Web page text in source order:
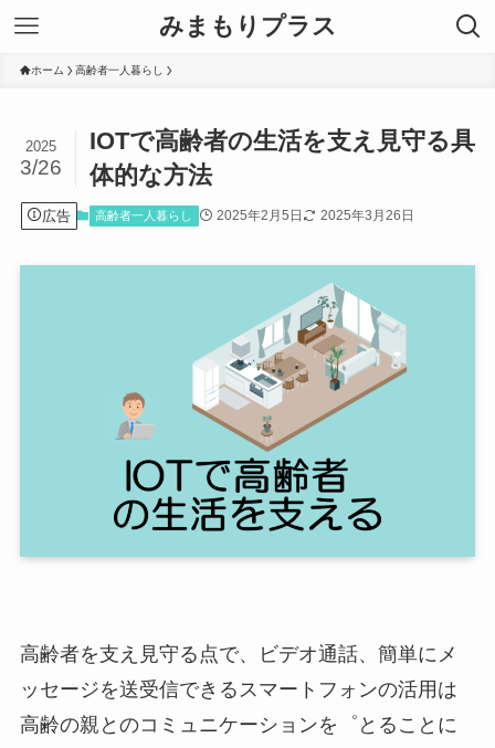
みまもりプラス
ホーム 高齢者一人暮らし
IOTで高齢者の生活を支え見守る具
体的な方法
2025
3/26
広告 高齢者一人暮らし 2025年2月5日 2025年3月26日
高齢者を支え見守る点で、ビデオ通話、簡単にメ
ッセージを送受信できるスマートフォンの活用は
高齢の親とのコミュニケーションを゜とることに